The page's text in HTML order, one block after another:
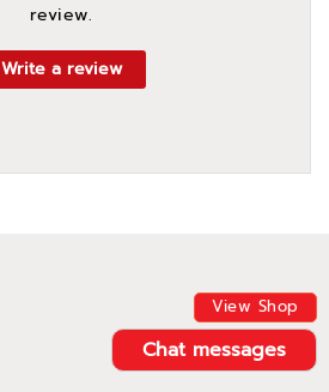
View Shop
Chat messages
review.
Write a review